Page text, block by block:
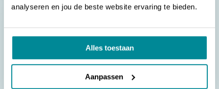
analyseren en jou de beste website ervaring te bieden.
Alles toestaan
Aanpassen
Laminage de protection
pour étiquettes